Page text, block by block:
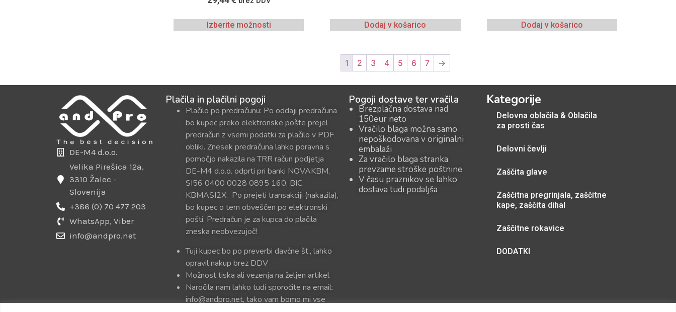
Izberite možnosti Dodaj v košarico Dodaj v košarico
1 2 3 4 5 6 7 →
DE-M4 d.o.o.
Velika Pirešica 12a,
3310 Žalec -
Slovenija
+386 (0) 70 477 203
WhatsApp, Viber
info@andpro.net
Plačila in plačilni pogoji
Plačilo po predračunu: Po oddaji predračuna
bo kupec preko elektronske pošte prejel
predračun z vsemi podatki za plačilo v PDF
obliki. Znesek predračuna lahko poravna s
pomočjo nakazila na TRR račun podjetja
DE-M4 d.o.o. odprti pri banki NOVAKBM,
SI56 0400 0028 0895 160, BIC:
KBMASI2X. Po prejeti transakciji (nakazila),
bo kupec o tem obveščen po elektronski
pošti. Predračun je za kupca do plačila
zneska neobvezujoč!
Tuji kupec bo po preverbi davčne št., lahko
opravil nakup brez DDV
Možnost tiska ali vezenja na željen artikel
Naročila nam lahko tudi sporočite na email:
info@andpro.net, tako vam bomo mi vse
Pogoji dostave ter vračila
Brezplačna dostava nad
150eur neto
Vračilo blaga možna samo
nepoškodovana v originalni
embalaži
Za vračilo blaga stranka
prevzame stroške poštnine
V času praznikov se lahko
dostava tudi podaljša
Kategorije
Delovna oblačila & Oblačila
za prosti čas
Delovni čevlji
Zaščita glave
Zaščitna pregrinjala, zaščitne
kape, zaščita dihal
Zaščitne rokavice
DODATKI